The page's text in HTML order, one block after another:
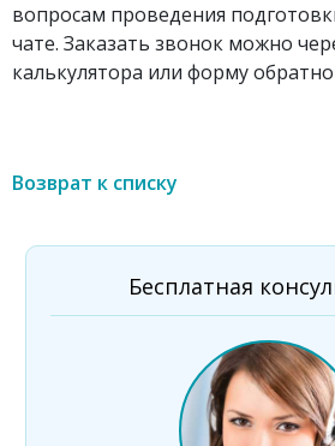
вопросам проведения
чате. Заказать звонок можно
калькулятора или форму
Возврат к списку
Бесплатная